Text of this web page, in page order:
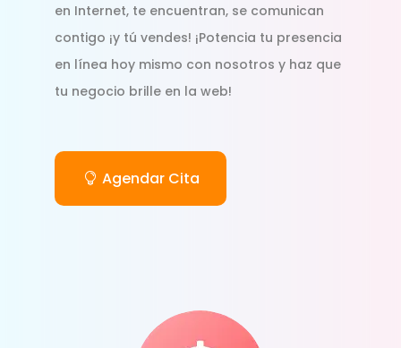
en Internet, te encuentran, se comunican
contigo ¡y tú vendes! ¡Potencia tu presencia
en línea hoy mismo con nosotros y haz que
tu negocio brille en la web!
Agendar Cita